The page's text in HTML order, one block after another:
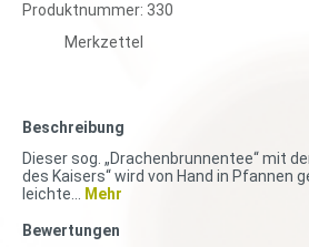
Produktnummer: 330
Merkzettel
Beschreibung
Dieser sog. „Drachenbrunnentee“ mit
des Kaisers“ wird von Hand in Pfannen
leichte…
Mehr
Bewertungen